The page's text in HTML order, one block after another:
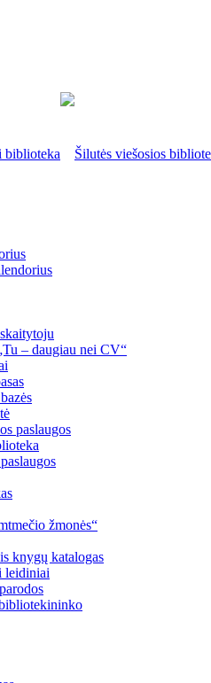
– daugiau nei CV“
paslaugos
žmonės“
knygų katalogas
leidiniai